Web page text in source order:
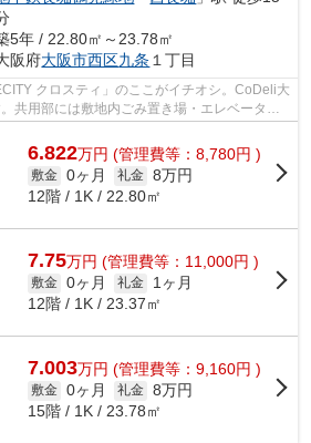
5年 / 22.80㎡～23.78㎡
阪府大阪市西区九条 １丁目
クロスティ」のここがイチオシ。CoDeli大
共用部には敷地内ごみ置き場・エレベータな
しています。利...
6.822万円 (管理費等：8,780円 )
敷金 0ヶ月 礼金 8万円
12階 / 1K / 22.80㎡
7.75万円 (管理費等：11,000円 )
敷金 0ヶ月 礼金
1ヶ月
12階 / 1K / 23.37㎡
7.003万円 (管理費等：9,160円 )
敷金 0ヶ月 礼金 8万円
15階 / 1K / 23.78㎡